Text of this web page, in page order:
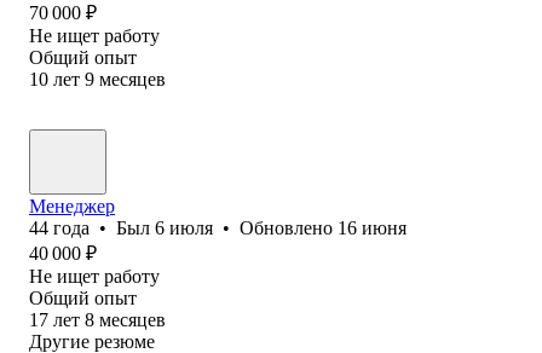
70 000 ₽
Не ищет работу
Общий опыт
10 лет 9 месяцев
Менеджер
44 года • Был 6 июля • Обновлено 16 июня
40 000 ₽
Не ищет работу
Общий опыт
17 лет 8 месяцев
Другие резюме